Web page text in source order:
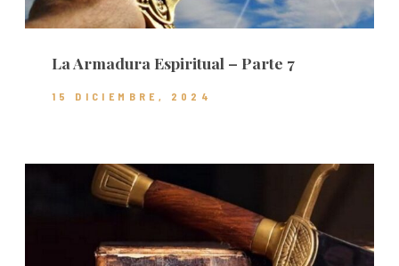
La Armadura Espiritual – Parte 7
15 DICIEMBRE, 2024